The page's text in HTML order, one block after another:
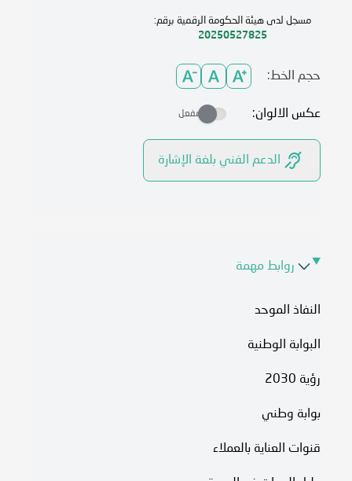
مسجل لدى هيئة الحكومة الرقمية برقم:
20250527825
حجم الخط:
عكس الالوان: مفعل
الدعم الفني بلغة الإشارة
روابط مهمة
النفاذ الموحد
البوابة الوطنية
رؤية 2030
بوابة وطني
قنوات العناية بالعملاء